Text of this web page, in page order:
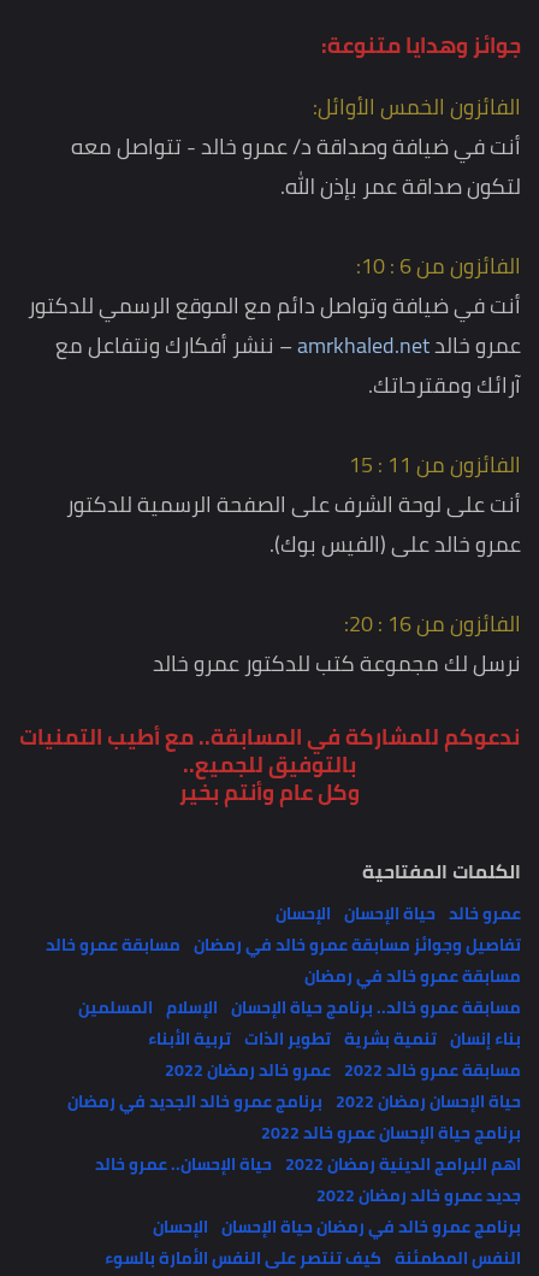
جوائز وهدايا متنوعة:
الفائزون الخمس الأوائل:
أنت في ضيافة وصداقة د/ عمرو خالد - تتواصل معه
لتكون صداقة عمر بإذن الله.
الفائزون من 6 : 10:
أنت في ضيافة وتواصل دائم مع الموقع الرسمي للدكتور
عمرو خالدamrkhaled.net– ننشر أفكارك ونتفاعل مع
آرائك ومقترحاتك.
الفائزون من 11 : 15
أنت على لوحة الشرف على الصفحة الرسمية للدكتور
عمرو خالد على (الفيس بوك).
الفائزون من 16 : 20:
نرسل لك مجموعة كتب للدكتور عمرو خالد
ندعوكم للمشاركة في المسابقة.. مع أطيب التمنيات
بالتوفيق للجميع..
وكل عام وأنتم بخير
الكلمات المفتاحية
عمرو خالد حياة الإحسان الإحسان
تفاصيل وجوائز مسابقة عمرو خالد في رمضان مسابقة عمرو خالد
مسابقة عمرو خالد في رمضان
مسابقة عمرو خالد.. برنامج حياة الإحسان الإسلام المسلمين
بناء إنسان تنمية بشرية تطوير الذات تربية الأبناء
مسابقة عمرو خالد 2022
عمرو خالد رمضان 2022
حياة الإحسان رمضان 2022
برنامج عمرو خالد الجديد في رمضان
برنامج حياة الإحسان عمرو خالد 2022
اهم البرامج الدينية رمضان 2022
حياة الإحسان.. عمرو خالد
جديد عمرو خالد رمضان 2022
برنامج عمرو خالد في رمضان حياة الإحسان الإحسان
النفس المطمئنة كيف تنتصر على النفس الأمارة بالسوء